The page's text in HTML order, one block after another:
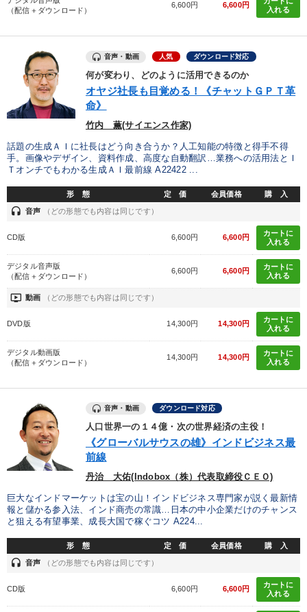
（配信＋ダウンロード）
6,600円 6,600円
入れる
音声・動画 人気 ダウンロード対応
何が変わり、どのように活用できるのか
オヤジ社長も目覚める！《チャットＧＰＴ革
命》
竹内 薫(サイエンス作家)
話題の生成ＡＩに社長はどう向き合うか？人工知能の特徴と得手不得
手。画像やデザイン、資料作成、高度な自動翻訳…業務への活用法とＩ
Ｔオンチでもわかる生成ＡＩ最前線 A22422 ...
形 態 定 価 会員価格 購 入
headset 音声 （どの形態でも内容は同じです）
CD版 6,600円 6,600円
カートに
入れる
デジタル音声版
（配信＋ダウンロード）
6,600円 6,600円
カートに
入れる
ondemand_video 動画 （どの形態でも内容は同じです）
DVD版 14,300円 14,300円
カートに
入れる
デジタル動画版
（配信＋ダウンロード）
14,300円 14,300円
カートに
入れる
音声・動画 ダウンロード対応
人口世界一の１４億・次の世界経済の主役！
《グローバルサウスの雄》インドビジネス最
前線
丹治 大佑(Indobox（株）代表取締役ＣＥＯ)
巨大なインドマーケットは宝の山！インドビジネス専門家が説く最新情
報と儲かる参入法、インド商売の常識…日本の中小企業だけのチャンス
と狙える有望事業、成長大国で稼ぐコツ A224...
形 態 定 価 会員価格 購 入
headset 音声 （どの形態でも内容は同じです）
CD版 6,600円 6,600円
カートに
入れる